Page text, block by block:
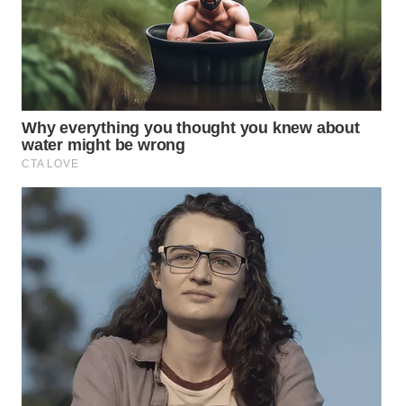
WN
INDRAMAYU
WN
KUNINGAN
WN
MAJALENGKA
WN
SUBANG
SUKABUMI
WN
PURWAKARTA